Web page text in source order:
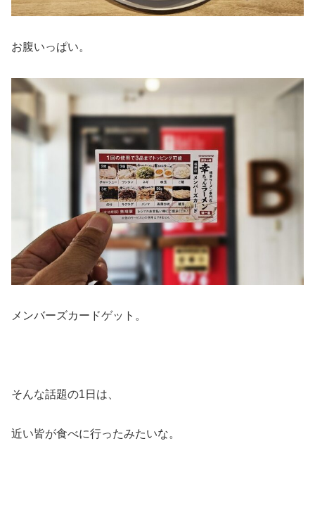
お腹いっぱい。
メンバーズカードゲット。
そんな話題の1日は、
近い皆が食べに行ったみたいな。